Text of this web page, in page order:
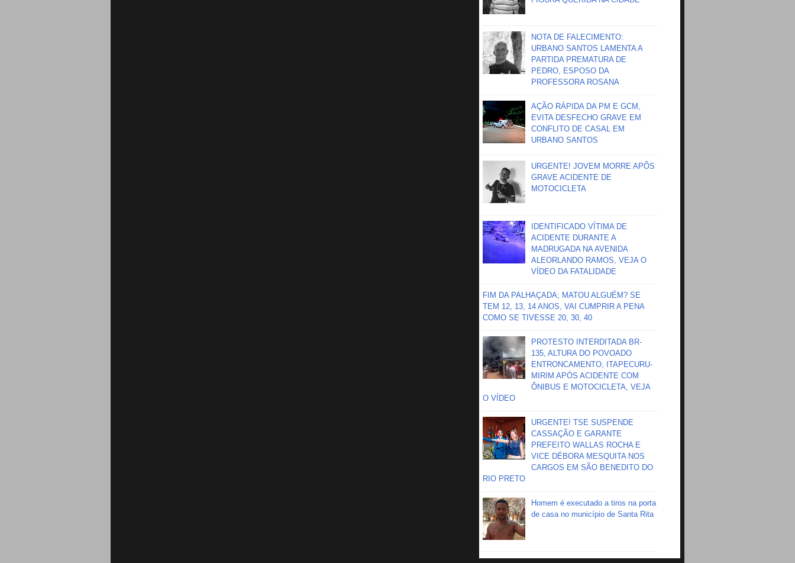
NOTA DE FALECIMENTO:
URBANO SANTOS LAMENTA A
PARTIDA PREMATURA DE
PEDRO, ESPOSO DA
PROFESSORA ROSANA
AÇÃO RÁPIDA DA PM E GCM,
EVITA DESFECHO GRAVE EM
CONFLITO DE CASAL EM
URBANO SANTOS
URGENTE! JOVEM MORRE APÔS
GRAVE ACIDENTE DE
MOTOCICLETA
IDENTIFICADO VÍTIMA DE
ACIDENTE DURANTE A
MADRUGADA NA AVENIDA
ALEORLANDO RAMOS, VEJA O
VÍDEO DA FATALIDADE
FIM DA PALHAÇADA; MATOU ALGUÉM? SE
TEM 12, 13, 14 ANOS, VAI CUMPRIR A PENA
COMO SE TIVESSE 20, 30, 40
PROTESTO INTERDITADA BR-
135, ALTURA DO POVOADO
ENTRONCAMENTO, ITAPECURU-
MIRIM APÓS ACIDENTE COM
ÔNIBUS E MOTOCICLETA, VEJA
O VÍDEO
URGENTE! TSE SUSPENDE
CASSAÇÃO E GARANTE
PREFEITO WALLAS ROCHA E
VICE DÉBORA MESQUITA NOS
CARGOS EM SÃO BENEDITO DO
RIO PRETO
Homem é executado a tiros na porta
de casa no município de Santa Rita